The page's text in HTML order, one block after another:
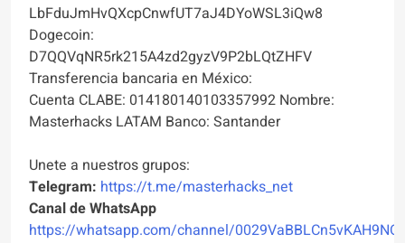
LbFduJmHvQXcpCnwfUT7aJ4DYoWSL3iQw8
Dogecoin:
D7QQVqNR5rk215A4zd2gyzV9P2bLQtZHFV
Transferencia bancaria en México:
Cuenta CLABE: 014180140103357992 Nombre:
Masterhacks LATAM Banco: Santander
Unete a nuestros grupos:
Telegram: https://t.me/masterhacks_net
Canal de WhatsApp
https://whatsapp.com/channel/